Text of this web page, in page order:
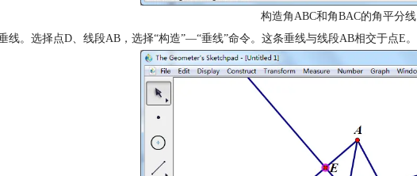
构造角ABC和角BAC的角平分线
线。选择点D、线段AB，选择“构造”—“垂线”命令。这条垂线与线段AB相交于点E。